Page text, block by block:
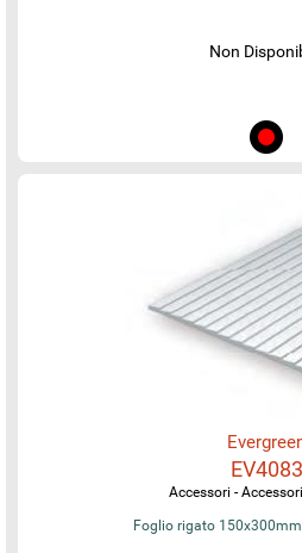
Non
EV4083
Accessori -
Foglio rigato